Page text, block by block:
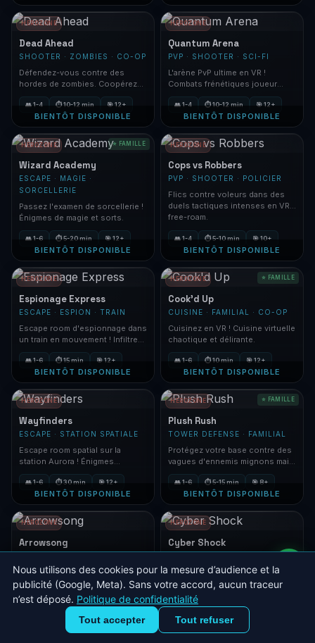
HEROZONE
Dead Ahead
SHOOTER · ZOMBIES · CO-OP
Défendez-vous contre des
hordes de zombies. Coopérez
pour survivre.
👥 1-4 ⏱ 10-12 min 🎯 12+
BIENTÔT DISPONIBLE
HEROZONE
Quantum Arena
PVP · SHOOTER · SCI-FI
L'arène PvP ultime en VR !
Combats frénétiques joueur
contre joueur.
👥 1-4 ⏱ 10-12 min 🎯 12+
BIENTÔT DISPONIBLE
HEROZONE ⭐ FAMILLE
Wizard Academy
ESCAPE · MAGIE ·
SORCELLERIE
Passez l'examen de sorcellerie !
Énigmes de magie et sorts.
👥 1-6 ⏱ 5-20 min 🎯 12+
BIENTÔT DISPONIBLE
HEROZONE
Cops vs Robbers
PVP · SHOOTER · POLICIER
Flics contre voleurs dans des
duels tactiques intenses en VR
free-roam.
👥 1-4 ⏱ 5-10 min 🎯 10+
BIENTÔT DISPONIBLE
HEROZONE
Espionage Express
ESCAPE · ESPION · TRAIN
Escape room d'espionnage dans
un train en mouvement ! Infiltrez,
décodez, échappez-vous.
👥 1-6 ⏱ 15 min 🎯 12+
BIENTÔT DISPONIBLE
HEROZONE ⭐ FAMILLE
Cook'd Up
CUISINE · FAMILIAL · CO-OP
Cuisinez en VR ! Cuisine virtuelle
chaotique et délirante.
👥 1-6 ⏱ 10 min 🎯 12+
BIENTÔT DISPONIBLE
HEROZONE
Wayfinders
ESCAPE · STATION SPATIALE
Escape room spatial sur la
station Aurora ! Énigmes
technologiques et sortie à
trouver.
👥 1-6 ⏱ 30 min 🎯 12+
BIENTÔT DISPONIBLE
HEROZONE ⭐ FAMILLE
Plush Rush
TOWER DEFENSE · FAMILIAL
Protégez votre base contre des
vagues d'ennemis mignons mais
redoutables.
👥 1-6 ⏱ 5-15 min 🎯 8+
BIENTÔT DISPONIBLE
HEROZONE
Arrowsong
Shooter d'archerie futuriste ! Arc
et flèches dans un univers néon
sci-fi.
👥 1-6 ⏱ 10-12 min 🎯 12+
BIENTÔT DISPONIBLE
HEROZONE
Cyber Shock
Guerrier digital dans un univers
cyberpunk ! Armes futuristes et
environnements néon.
👥 1-6
BIENTÔT DISPONIBLE
Arène VR Escape · Hache · Fléchettes
Nous utilisons des cookies pour la mesure d’audience et la
publicité (Google, Meta). Sans votre accord, aucun traceur
n’est déposé. Politique de confidentialité
Tout accepter Tout refuser